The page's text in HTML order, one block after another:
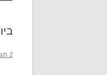
2 תגובות